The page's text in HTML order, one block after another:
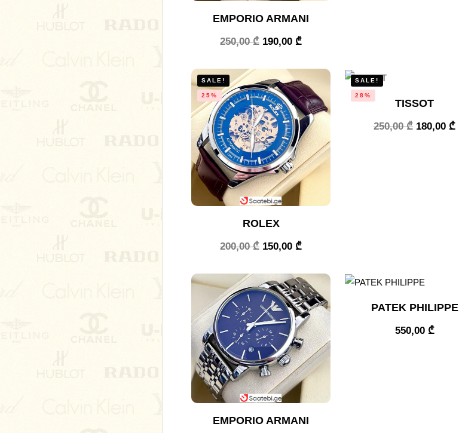
EMPORIO ARMANI
250,00₾ 190,00 ₾
SALE!
25%
ROLEX
200,00₾ 150,00 ₾
SALE!
28%
TISSOT
250,00₾ 180,00 ₾
EMPORIO ARMANI
PATEK PHILIPPE
550,00 ₾